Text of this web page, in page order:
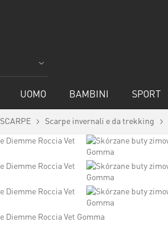
UOMO BAMBINI SPORT
SCARPE Scarpe invernali e da trekking